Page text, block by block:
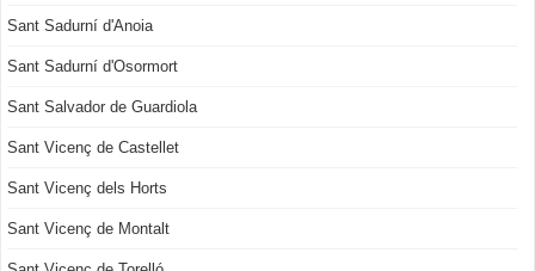
Sant Sadurní d'Anoia
Sant Sadurní d'Osormort
Sant Salvador de Guardiola
Sant Vicenç de Castellet
Sant Vicenç dels Horts
Sant Vicenç de Montalt